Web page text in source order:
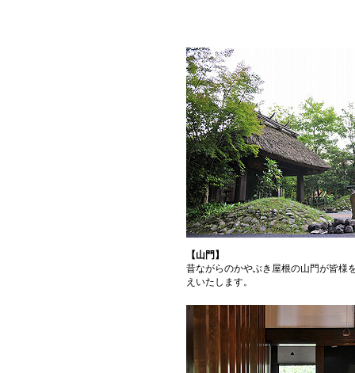
【山門】
昔ながらのかやぶき屋根の山門が皆様
えいたします。